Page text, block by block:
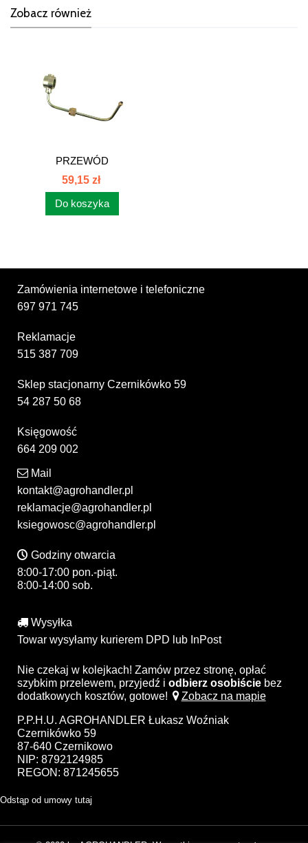
Zobacz również
PRZEWÓD
SMAROWANIA
KLAWIATURY MF...
59,15 zł
Do koszyka
Zamówienia internetowe i telefoniczne
697 971 745
Reklamacje
515 387 709
Sklep stacjonarny Czernikówko 59
54 287 50 68
Księgowość
664 209 002
Mail
kontakt@agrohandler.pl
reklamacje@agrohandler.pl
ksiegowosc@agrohandler.pl
Godziny otwarcia
8:00-17:00 pon.-piąt.
8:00-14:00 sob.
Wysyłka
Towar wysyłamy kurierem DPD lub InPost
Nie czekaj w kolejkach! Zamów przez stronę, opłać
szybkim przelewem, przyjedź i odbierz osobiście bez
dodatkowych kosztów, gotowe!
Zobacz na mapie
P.P.H.U. AGROHANDLER Łukasz Woźniak
Czernikówko 59
87-640 Czernikowo
NIP: 8792124985
REGON: 871245655
Odstąp od umowy tutaj